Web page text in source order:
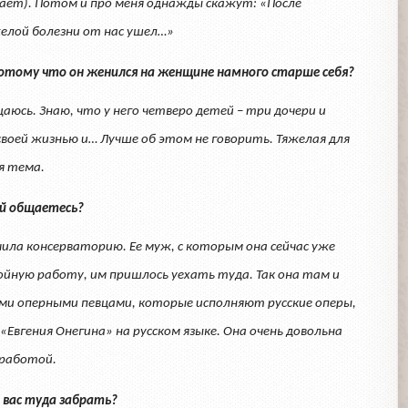
Потом и про меня однажды скажут: «После
болезни от нас ушел…»
что он женился на женщине намного старше себя?
Знаю, что у него четверо детей – три дочери и
жизнью и… Лучше об этом не говорить. Тяжелая для
тема.
общаетесь?
консерваторию. Ее муж, с которым она сейчас уже
работу, им пришлось уехать туда. Так она там и
оперными певцами, которые исполняют русские оперы,
Онегина» на русском языке. Она очень довольна
туда забрать?